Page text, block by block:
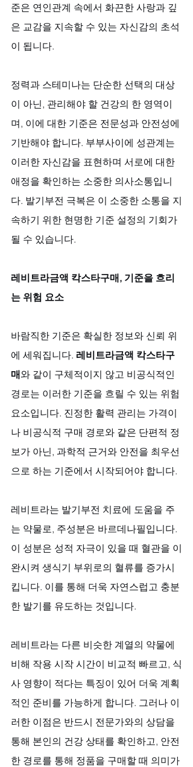
준은 연인관계 속에서 화끈한 사랑과 깊
은 교감을 지속할 수 있는 자신감의 초석
이 됩니다.
정력과 스테미나는 단순한 선택의 대상
이 아닌, 관리해야 할 건강의 한 영역이
며, 이에 대한 기준은 전문성과 안전성에
기반해야 합니다. 부부사이에 성관계는
이러한 자신감을 표현하며 서로에 대한
애정을 확인하는 소중한 의사소통입니
다. 발기부전 극복은 이 소중한 소통을 지
속하기 위한 현명한 기준 설정의 기회가
될 수 있습니다.
레비트라금액 칵스타구매, 기준을 흐리
는 위험 요소
바람직한 기준은 확실한 정보와 신뢰 위
에 세워집니다. 레비트라금액 칵스타구
매와 같이 구체적이지 않고 비공식적인
경로는 이러한 기준을 흐릴 수 있는 위험
요소입니다. 진정한 활력 관리는 가격이
나 비공식적 구매 경로와 같은 단편적 정
보가 아닌, 과학적 근거와 안전을 최우선
으로 하는 기준에서 시작되어야 합니다.
레비트라는 발기부전 치료에 도움을 주
는 약물로, 주성분은 바르데나필입니다.
이 성분은 성적 자극이 있을 때 혈관을 이
완시켜 생식기 부위로의 혈류를 증가시
킵니다. 이를 통해 더욱 자연스럽고 충분
한 발기를 유도하는 것입니다.
레비트라는 다른 비슷한 계열의 약물에
비해 작용 시작 시간이 비교적 빠르고, 식
사 영향이 적다는 특징이 있어 더욱 계획
적인 준비를 가능하게 합니다. 그러나 이
러한 이점은 반드시 전문가와의 상담을
통해 본인의 건강 상태를 확인하고, 안전
한 경로를 통해 정품을 구매할 때 의미가